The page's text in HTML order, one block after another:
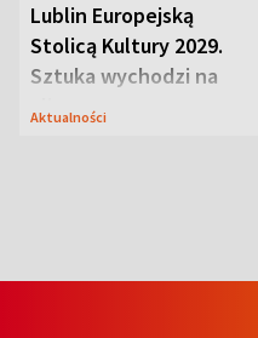
Lublin Europejską
Stolicą Kultury 2029.
Sztuka wychodzi na
ulice
Aktualności